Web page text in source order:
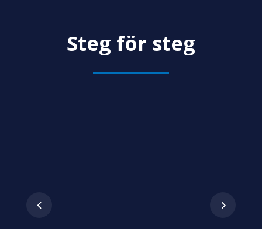
Steg för steg